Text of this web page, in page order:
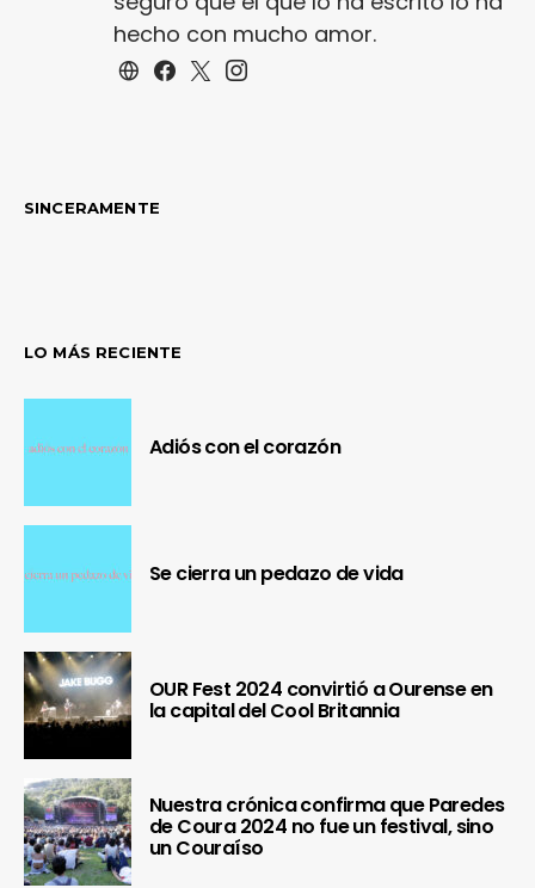
hecho con mucho amor.
SINCERAMENTE
LO MÁS RECIENTE
Adiós con el corazón
Se cierra un pedazo de vida
OUR Fest 2024 convirtió a Ourense en
la capital del Cool Britannia
Nuestra crónica confirma que Paredes
de Coura 2024 no fue un festival, sino
un Couraíso